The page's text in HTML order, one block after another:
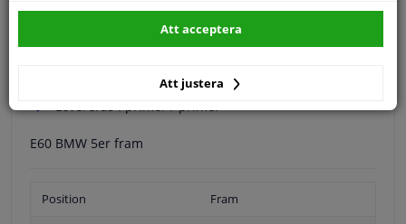
Levereras i primer / primer
E60 BMW 5er fram
Position Fram
Att justera
Att acceptera